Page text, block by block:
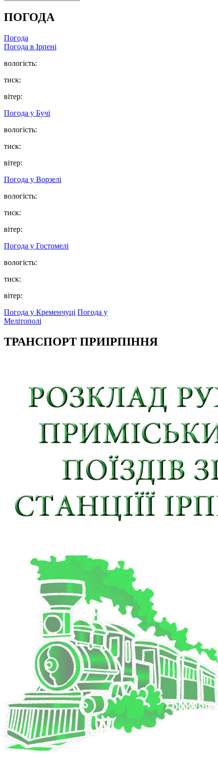
ПОГОДА
Погода
Погода в Ірпені
вологість:
тиск:
вітер:
Погода у Бучі
вологість:
тиск:
вітер:
Погода у Ворзелі
вологість:
тиск:
вітер:
Погода у Гостомелі
вологість:
тиск:
вітер:
Погода у Кременчуці Погода у
Мелітополі
ТРАНСПОРТ ПРИІРПІННЯ